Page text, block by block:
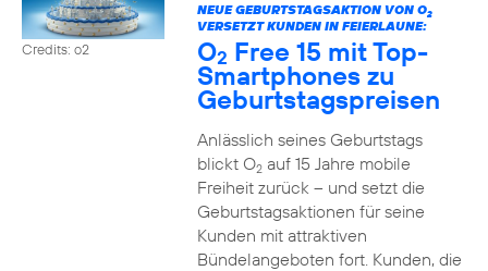
Credits: o2
NEUE GEBURTSTAGSAKTION VON O2
VERSETZT KUNDEN IN FEIERLAUNE:
O2 Free 15 mit Top-
Smartphones zu
Geburtstagspreisen
Anlässlich seines Geburtstags
blickt O2auf 15 Jahre mobile
Freiheit zurück – und setzt die
Geburtstagsaktionen für seine
Kunden mit attraktiven
Bündelangeboten fort. Kunden, die